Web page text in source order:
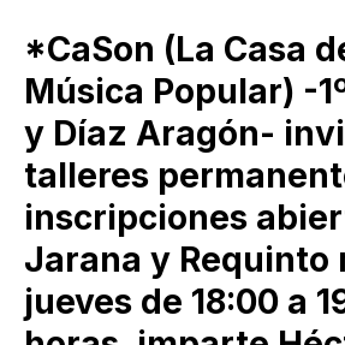
*CaSon (La Casa
Música Popular) -
y Díaz Aragón-
talleres
inscripciones
Jarana y Requinto
jueves de 18:00 a